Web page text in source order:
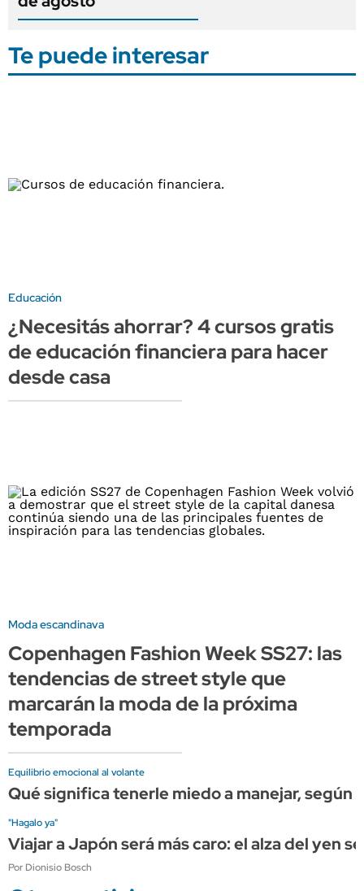
Te puede interesar
Educación
¿Necesitás ahorrar? 4 cursos gratis
de educación financiera para hacer
desde casa
Moda escandinava
Copenhagen Fashion Week SS27: las
tendencias de street style que
marcarán la moda de la próxima
temporada
Equilibrio emocional al volante
Qué significa tenerle miedo a manejar, según
"Hagalo ya"
Viajar a Japón será más caro: el alza del yen
Por Dionisio Bosch